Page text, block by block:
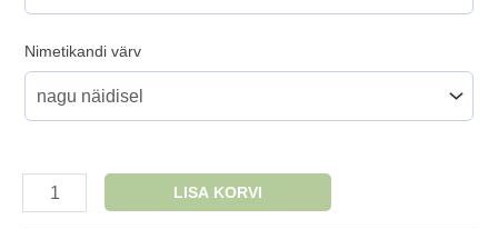
Nimetikandi värv
Nimega
sussikott
LISA KORVI